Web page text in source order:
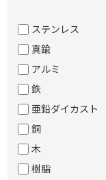
ステンレス
真鍮
アルミ
鉄
亜鉛ダイカスト
銅
木
樹脂